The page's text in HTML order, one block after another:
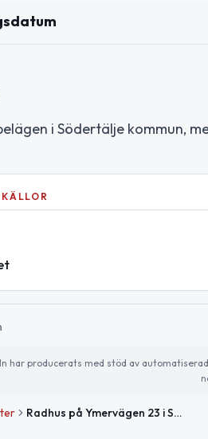
i Södertälje kommun,
har producerats med stöd av
Radhus på Ymervägen 23 i Södertälje sålt för 3 610 000kr